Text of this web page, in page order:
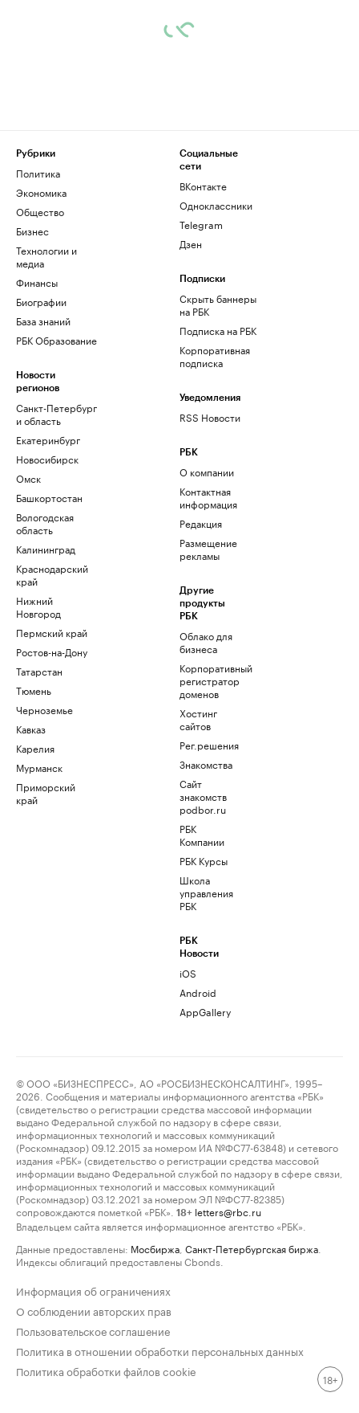
Рубрики
Политика
Экономика
Общество
Бизнес
Технологии и
медиа
Финансы
Биографии
База знаний
РБК Образование
Новости
регионов
Санкт-Петербург
и область
Екатеринбург
Новосибирск
Омск
Башкортостан
Вологодская
область
Калининград
Краснодарский
край
Нижний
Новгород
Пермский край
Ростов-на-Дону
Татарстан
Тюмень
Черноземье
Кавказ
Карелия
Мурманск
Приморский
край
Социальные
сети
ВКонтакте
Одноклассники
Telegram
Дзен
Подписки
Скрыть баннеры
на РБК
Подписка на РБК
Корпоративная
подписка
Уведомления
RSS Новости
РБК
О компании
Контактная
информация
Редакция
Размещение
рекламы
Другие
продукты
РБК
Облако для
бизнеса
Корпоративный
регистратор
доменов
Хостинг
сайтов
Рег.решения
Знакомства
Сайт
знакомств
podbor.ru
РБК
Компании
РБК Курсы
Школа
управления
РБК
РБК
Новости
iOS
Android
AppGallery
© ООО «БИЗНЕСПРЕСС», АО «РОСБИЗНЕСКОНСАЛТИНГ», 1995–
2026. Сообщения и материалы информационного агентства «РБК»
(свидетельство о регистрации средства массовой информации
выдано Федеральной службой по надзору в сфере связи,
информационных технологий и массовых коммуникаций
(Роскомнадзор) 09.12.2015 за номером ИА №ФС77-63848) и сетевого
издания «РБК» (свидетельство о регистрации средства массовой
информации выдано Федеральной службой по надзору в сфере связи,
информационных технологий и массовых коммуникаций
(Роскомнадзор) 03.12.2021 за номером ЭЛ №ФС77-82385)
сопровождаются пометкой «РБК».
18+ letters@rbc.ru
Владельцем сайта является информационное агентство «РБК».
Данные предоставлены: Мосбиржа Санкт-Петербургская биржа
Индексы облигаций предоставлены Cbonds.
Информация об ограничениях
О соблюдении авторских прав
Пользовательское соглашение
Политика в отношении обработки персональных данных
Политика обработки файлов cookie
18+